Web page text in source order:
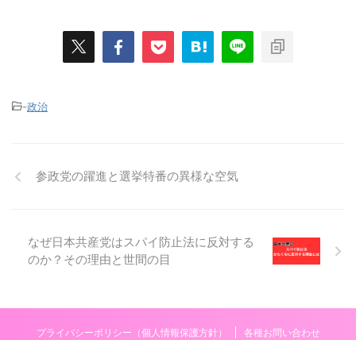
-政治
参政党の躍進と選挙特番の異様な空気
なぜ日本共産党はスパイ防止法に反対する
のか？その理由と世間の目
プライバシーポリシー（個人情報保護方針） 各種お問い合わせ